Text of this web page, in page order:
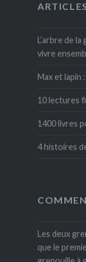
L’arbre de
vivre
Max et lapin
10 lectures
1400 livres
4 histoires
Les deux
que le